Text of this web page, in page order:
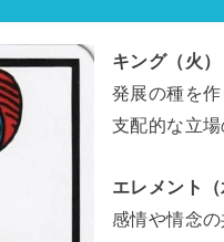
キング（火）
発展の種を
支配的な立場
エレメント（
感情や情念